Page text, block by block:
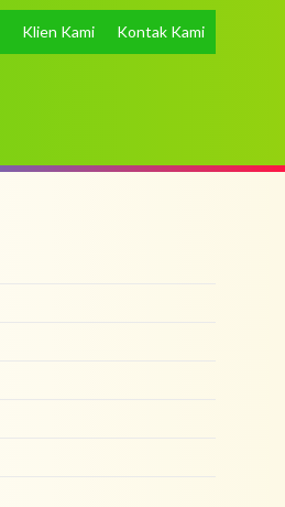
Klien Kami Kontak Kami